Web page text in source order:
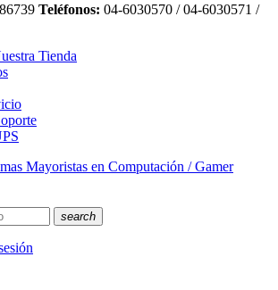
Teléfonos: 04-6030570 / 04-6030571 /
Tienda
search